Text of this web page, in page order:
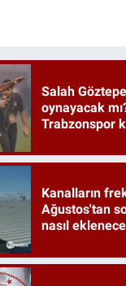
Salah
oynayacak
Trabzonspor
Kanalların
Ağustos'tan
nasıl